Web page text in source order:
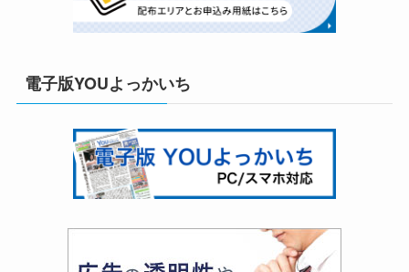
電子版YOUよっかいち